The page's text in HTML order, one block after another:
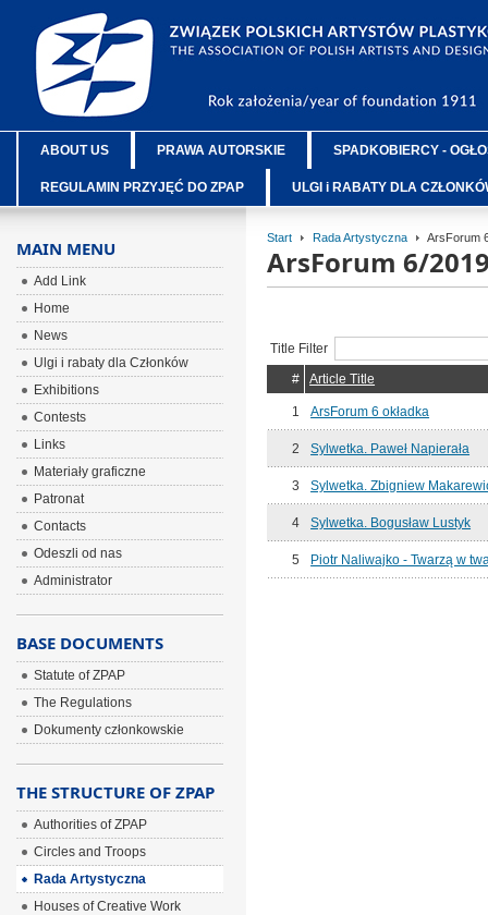
ABOUT US PRAWA AUTORSKIE SPADKOBIERCY -
REGULAMIN PRZYJĘĆ DO ZPAP ULGI i RABATY DLA
Start Rada Artystyczna ArsForum
ArsForum 6/
Title Filter
#
Article Title
1 ArsForum 6 okładka
2 Sylwetka. Paweł Napierała
3 Sylwetka. Zbigniew
4 Sylwetka. Bogusław Lustyk
5 Piotr Naliwajko - Twarzą w
MAIN MENU
Add Link
Home
News
Ulgi i rabaty dla Członków
Exhibitions
Contests
Links
Materiały graficzne
Patronat
Contacts
Odeszli od nas
Administrator
BASE DOCUMENTS
Statute of ZPAP
The Regulations
Dokumenty członkowskie
THE STRUCTURE OF ZPAP
Authorities of ZPAP
Circles and Troops
Rada Artystyczna
Houses of Creative Work